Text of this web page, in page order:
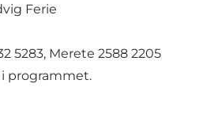
Ferie
5283, Merete 2588 2205
programmet.